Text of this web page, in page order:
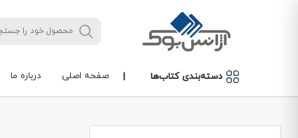
دسته‌بندی کتاب‌ها | صفحه اصلی درباره ما